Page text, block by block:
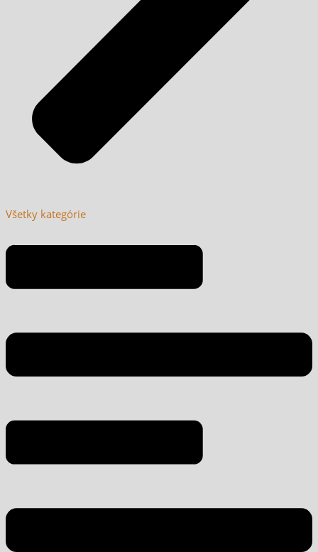
Všetky kategórie